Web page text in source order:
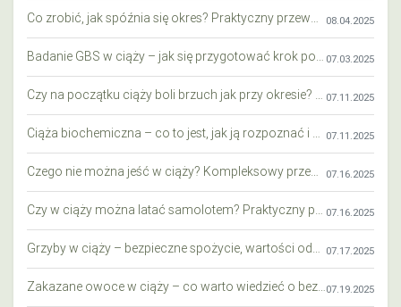
Co zrobić, jak spóźnia się okres? Praktyczny przewodnik krok po kroku 08.04.2025
Badanie GBS w ciąży – jak się przygotować krok po kroku? 07.03.2025
Czy na początku ciąży boli brzuch jak przy okresie? Wyjaśniamy objawy i różnice 07.11.2025
Ciąża biochemiczna – co to jest, jak ją rozpoznać i co warto wiedzieć? 07.11.2025
Czego nie można jeść w ciąży? Kompleksowy przewodnik dla przyszłych mam 07.16.2025
Czy w ciąży można latać samolotem? Praktyczny przewodnik dla przyszłych mam 07.16.2025
Grzyby w ciąży – bezpieczne spożycie, wartości odżywcze i zagrożenia 07.17.2025
Zakazane owoce w ciąży – co warto wiedzieć o bezpieczeństwie diety przyszłej mamy?07.19.2025